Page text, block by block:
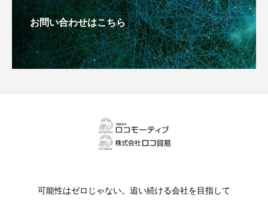
お問い合わせはこちら
可能性はゼロじゃない。追い続ける会社を目指して